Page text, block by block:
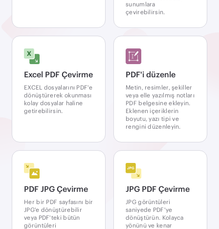
sunumlara
çevirebilirsin.
Excel PDF Çevirme
EXCEL dosyalarını PDF'e
dönüştürerek okunması
kolay dosyalar haline
getirebilirsin.
PDF'i düzenle
Metin, resimler, şekiller
veya elle yazılmış notları
PDF belgesine ekleyin.
Eklenen içeriklerin
boyutu, yazı tipi ve
rengini düzenleyin.
PDF JPG Çevirme
Her bir PDF sayfasını bir
JPG'e dönüştürebilir
veya PDF'teki bütün
görüntüleri
JPG PDF Çevirme
JPG görüntüleri
saniyede PDF'ye
dönüştürün. Kolayca
yönünü ve kenar